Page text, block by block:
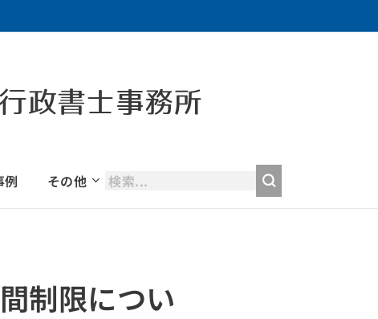
政書士事務所
例 その他
制限につい